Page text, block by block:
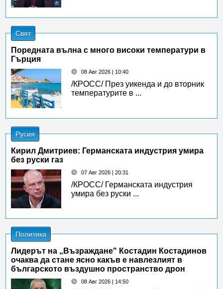
Свят
Поредната вълна с много високи температури в
Гърция
08 Авг 2026 | 10:40
/КРОСС/ През уикенда и до вторник
температурите в ...
Русия
Кирил Дмитриев: Германската индустрия умира
без руски газ
07 Авг 2026 | 20:31
/КРОСС/ Германската индустрия
умира без руски ...
Политика
Лидерът на „Възраждане" Костадин Костадинов
очаква да стане ясно какъв е навлезлият в
българското въздушно пространство дрон
08 Авг 2026 | 14:50